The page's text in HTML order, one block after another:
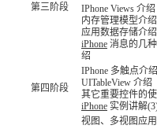
第三阶段
IPhone Views 介绍
内存管理模型介绍
应用数据存储介绍
iPhone 消息的几
绍
第四阶段
IPhone 多触点介
UITableView 介绍
其它重要控件的
iPhone 实例讲解
视图、多视图应